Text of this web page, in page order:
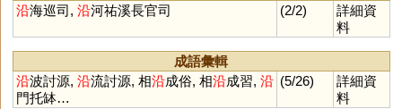
沿海巡司, 沿河祐溪長官司 (2/2)
詳細資
料
成語彙輯
沿波討源, 沿流討源, 相沿成俗, 相沿成習, 沿
門托缽…
(5/26)
詳細資
料